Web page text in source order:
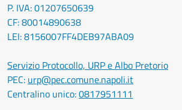
P. IVA: 01207650639
CF: 80014890638
LEI: 8156007FF4DEB97ABA09
Servizio Protocollo, URP e Albo Pretorio
PEC: urp@pec.comune.napoli.it
Centralino unico:0817951111